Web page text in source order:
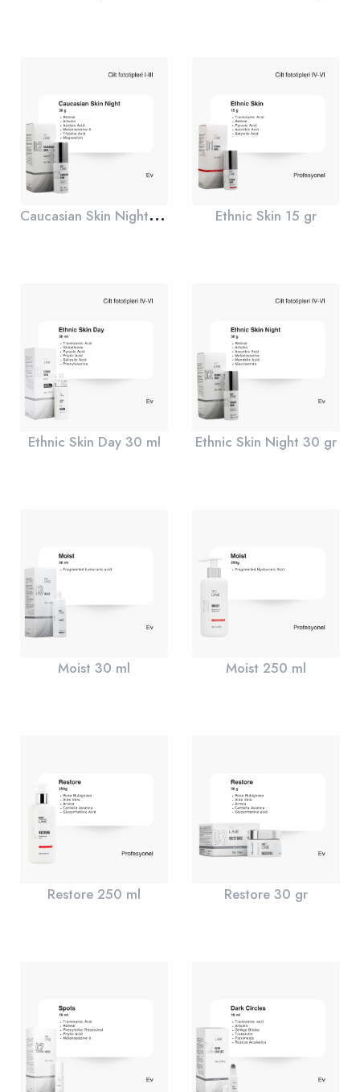
C
aucasian Skin Night 30 gr Ethnic Skin 15 gr
Ethnic Skin Day 30 ml Ethnic Skin Night 30 gr
Moist 30 ml Moist 250 ml
Restore 250 ml Restore 30 gr